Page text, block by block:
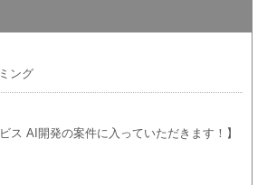
ング
ス AI開発の案件に入っていただきます！】